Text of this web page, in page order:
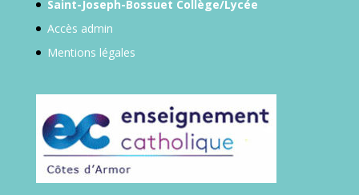
Afficher une carte plus grande